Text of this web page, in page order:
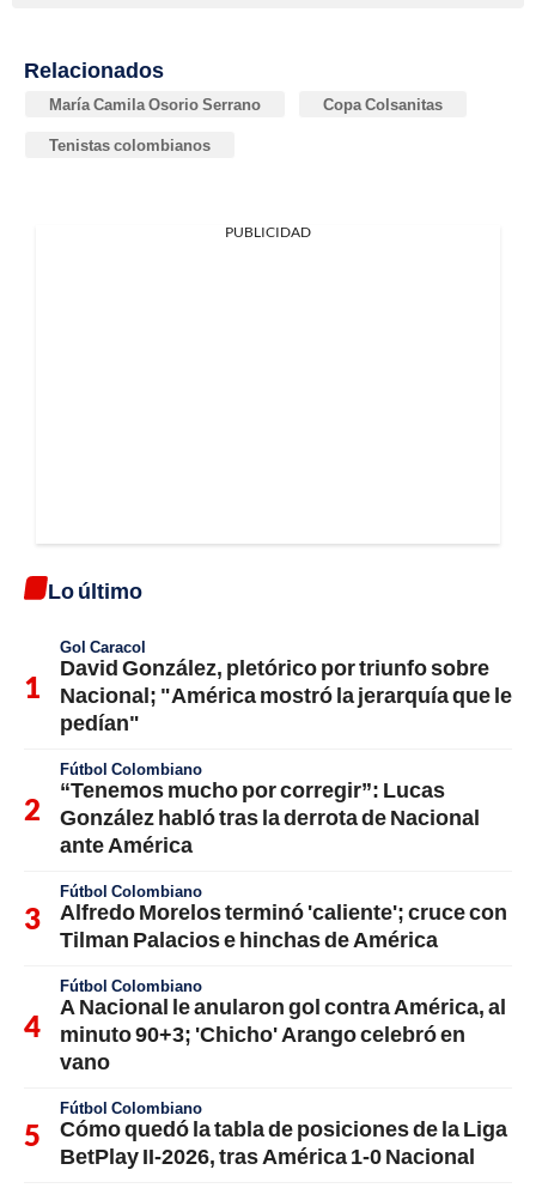
Relacionados
María Camila Osorio Serrano Copa Colsanitas
Tenistas colombianos
PUBLICIDAD
Lo último
Gol Caracol
David González, pletórico por triunfo sobre
Nacional; "América mostró la jerarquía que le
pedían"
Fútbol Colombiano
“Tenemos mucho por corregir”: Lucas
González habló tras la derrota de Nacional
ante América
Fútbol Colombiano
Alfredo Morelos terminó 'caliente'; cruce con
Tilman Palacios e hinchas de América
Fútbol Colombiano
A Nacional le anularon gol contra América, al
minuto 90+3; 'Chicho' Arango celebró en
vano
Fútbol Colombiano
Cómo quedó la tabla de posiciones de la Liga
BetPlay II-2026, tras América 1-0 Nacional